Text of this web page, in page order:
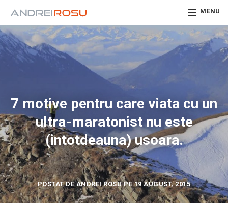
MENU
7 motive pentru care viata cu un
ultra-maratonist nu este
(intotdeauna) usoara.
POSTAT DE ANDREI ROSU PE 19 AUGUST, 2015